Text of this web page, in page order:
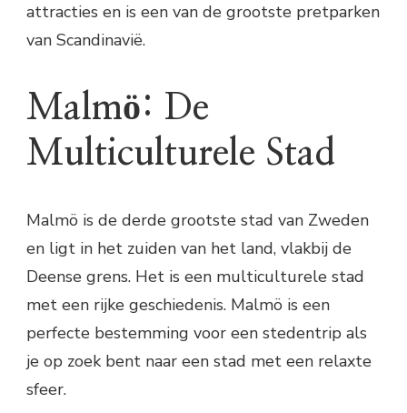
attracties en is een van de grootste pretparken
van Scandinavië.
Malmö: De
Multiculturele Stad
Malmö is de derde grootste stad van Zweden
en ligt in het zuiden van het land, vlakbij de
Deense grens. Het is een multiculturele stad
met een rijke geschiedenis. Malmö is een
perfecte bestemming voor een stedentrip als
je op zoek bent naar een stad met een relaxte
sfeer.